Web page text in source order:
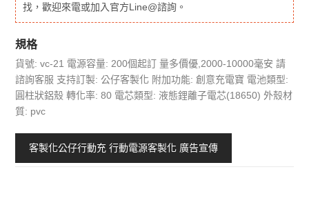
找，歡迎來電或加入官方Line@諮詢。
規格
貨號: vc-21 電源容量: 200個起訂 量多價優,2000-10000毫安 請
諮詢客服 支持訂製: 公仔客製化 附加功能: 創意充電寶 電池類型:
圓柱狀鋁殼 轉化率: 80 電芯類型: 液態鋰離子電芯(18650) 外殼材
質: pvc
客製化公仔行動充 行動電源客製化 廣告宣傳